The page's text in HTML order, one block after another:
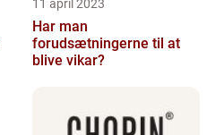
11 april 2023
Har man
forudsætningerne til at
blive vikar?